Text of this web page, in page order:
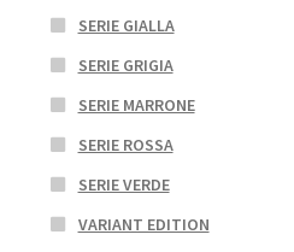
SERIE GIALLA
SERIE GRIGIA
SERIE MARRONE
SERIE ROSSA
SERIE VERDE
VARIANT EDITION